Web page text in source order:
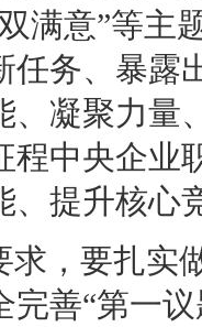
满意”等主
任务、暴露
、凝聚力量
程中央企业
、提升核心
求，要扎实
完善“第一